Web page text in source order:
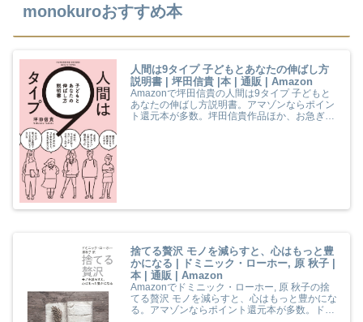
monokuroおすすめ本
人間は9タイプ 子どもとあなたの伸ばし方
説明書 | 坪田信貴 |本 | 通販 | Amazon
Amazonで坪田信貴の人間は9タイプ 子どもと
あなたの伸ばし方説明書。アマゾンならポイン
ト還元本が多数。坪田信貴作品ほか、お急ぎ便
捨てる贅沢 モノを減らすと、心はもっと豊
かになる | ドミニック・ローホー, 原 秋子 |
本 | 通販 | Amazon
Amazonでドミニック・ローホー, 原 秋子の捨
てる贅沢 モノを減らすと、心はもっと豊かにな
る。アマゾンならポイント還元本が多数。ドミ